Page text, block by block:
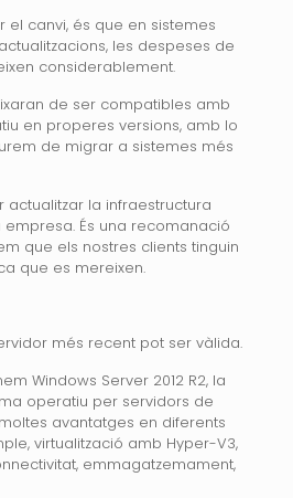
el canvi, és que en sistemes
les despeses de
considerablement.
de ser compatibles amb
en properes versions, amb lo
de migrar a sistemes més
actualitzar la infraestructura
És una recomanació
que els nostres clients tinguin
que es mereixen.
més recent pot ser vàlida.
Windows Server 2012 R2, la
operatiu per servidors de
avantatges en diferents
virtualització amb Hyper-V3,
emmagatzemament,